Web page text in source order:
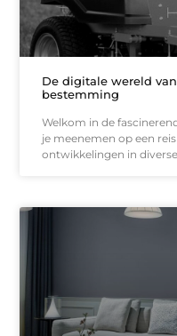
De digitale wereld
bestemming
Welkom in de
je meenemen op een
ontwikkelingen in